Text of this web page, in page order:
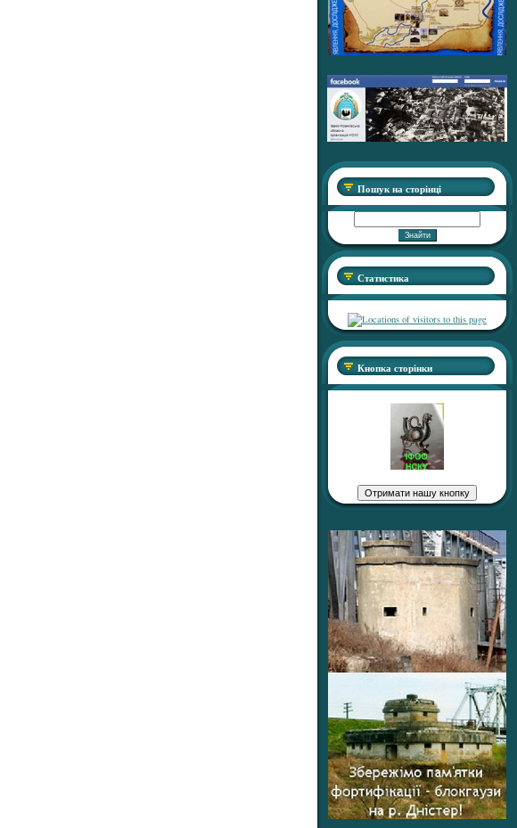
Пошук на сторінці
Статистика
Кнопка сторінки